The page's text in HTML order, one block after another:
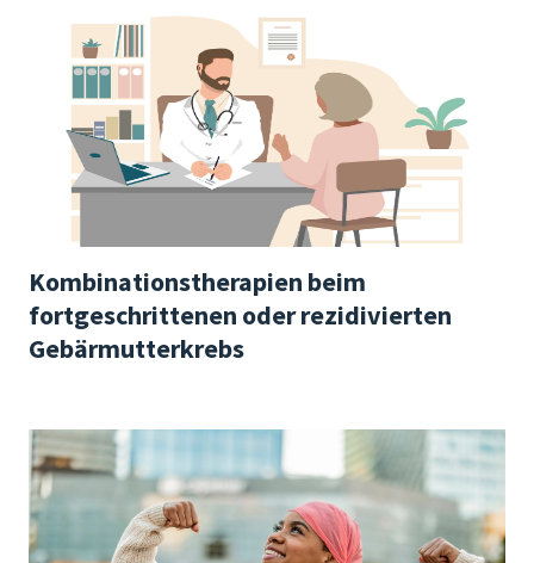
Kombinationstherapien beim
fortgeschrittenen oder rezidivierten
Gebärmutterkrebs